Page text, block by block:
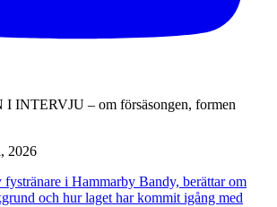
INTERVJU – om försäsongen, formen
2026